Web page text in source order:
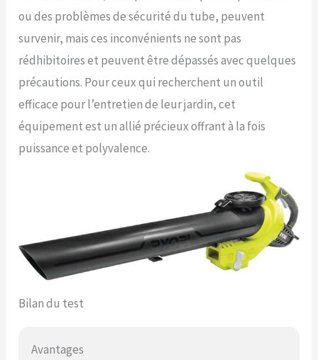
ou des problèmes de sécurité du tube, peuvent
survenir, mais ces inconvénients ne sont pas
rédhibitoires et peuvent être dépassés avec quelques
précautions. Pour ceux qui recherchent un outil
efficace pour l’entretien de leur jardin, cet
équipement est un allié précieux offrant à la fois
puissance et polyvalence.
Bilan du test
Avantages